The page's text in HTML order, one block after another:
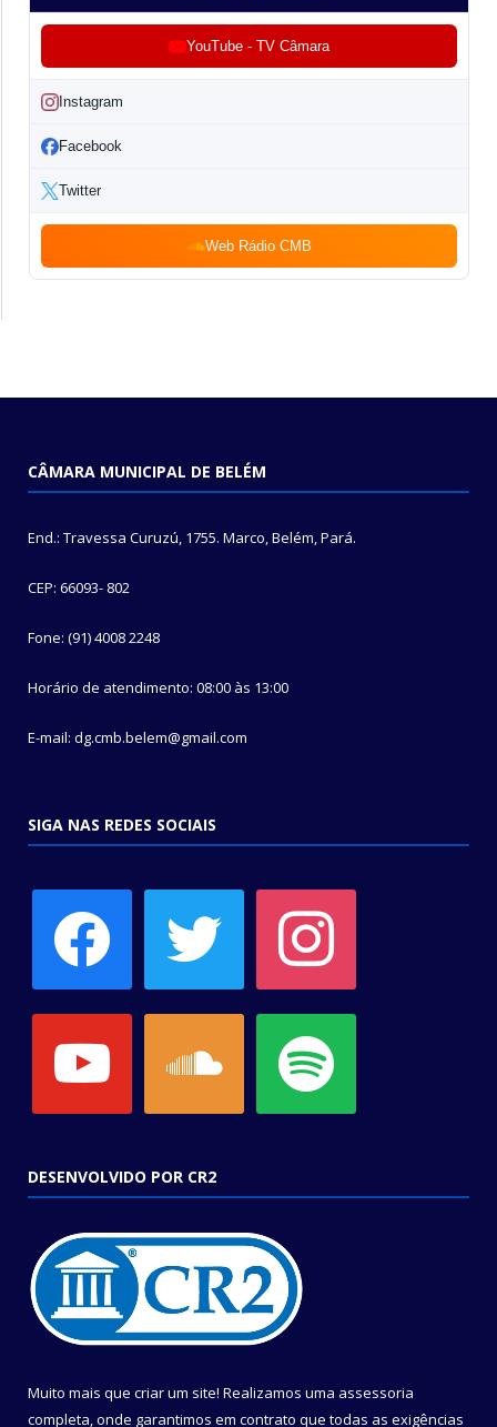
YouTube - TV Câmara
Instagram
Facebook
Twitter
Web Rádio CMB
CÂMARA MUNICIPAL DE BELÉM
End.: Travessa Curuzú, 1755. Marco, Belém, Pará.
CEP: 66093- 802
Fone: (91) 4008 2248
Horário de atendimento: 08:00 às 13:00
E-mail: dg.cmb.belem@gmail.com
SIGA NAS REDES SOCIAIS
DESENVOLVIDO POR CR2
Muito mais que criar um site! Realizamos uma assessoria
completa, onde garantimos em contrato que todas as exigências